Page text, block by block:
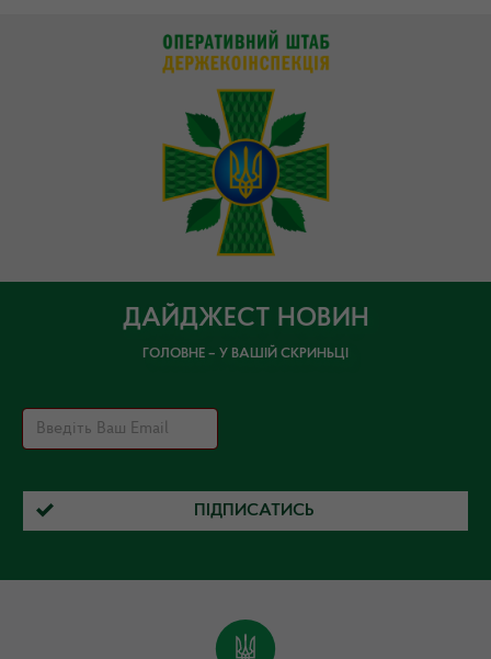
ДАЙДЖЕСТ НОВИН
ГОЛОВНЕ – У ВАШІЙ СКРИНЬЦІ
ПІДПИСАТИСЬ